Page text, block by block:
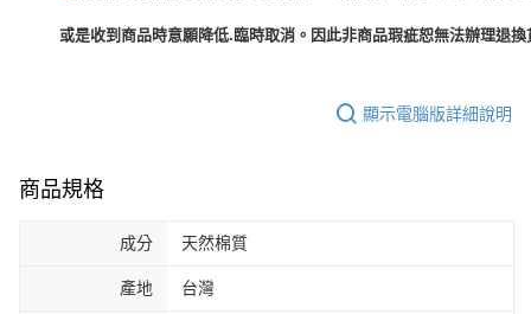
或是收到商品時意願降低.臨時取消。因此非商品瑕疵恕無法辦理退
顯示電腦版詳細說明
商品規格
成分 天然棉質
產地 台灣